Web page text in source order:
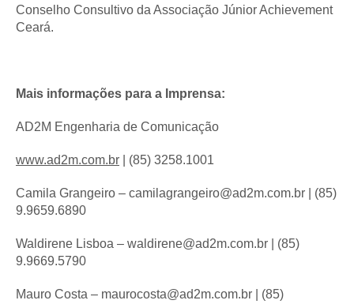
Conselho Consultivo da Associação Júnior Achievement
Ceará.
Mais informações para a Imprensa:
AD2M Engenharia de Comunicação
www.ad2m.com.br | (85) 3258.1001
Camila Grangeiro – camilagrangeiro@ad2m.com.br | (85)
9.9659.6890
Waldirene Lisboa – waldirene@ad2m.com.br | (85)
9.9669.5790
Mauro Costa – maurocosta@ad2m.com.br | (85)